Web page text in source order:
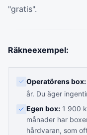
"gratis".
Räkneexempel:
Operatörens box:
år. Du äger
Egen box: 1 900
månader har
hårdvaran, som